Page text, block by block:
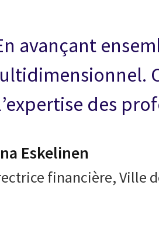
avançant
des
Eskelinen
financière, Ville